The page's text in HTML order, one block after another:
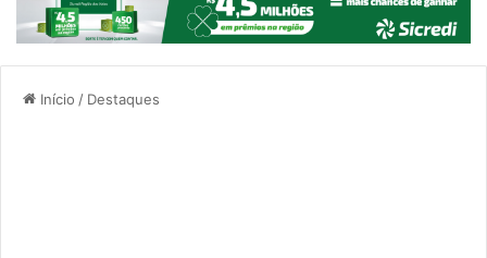
Início / Destaques